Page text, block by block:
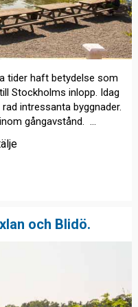
tider haft betydelse som
Stockholms inlopp. Idag
intressanta byggnader.
gångavstånd. ...
och Blidö.